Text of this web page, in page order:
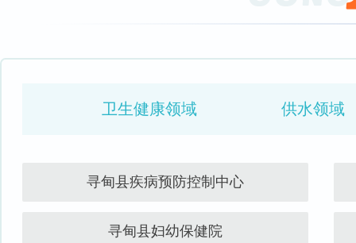
卫生健康领域 供水领域
寻甸县疾病预防控制中心
寻甸县妇幼保健院